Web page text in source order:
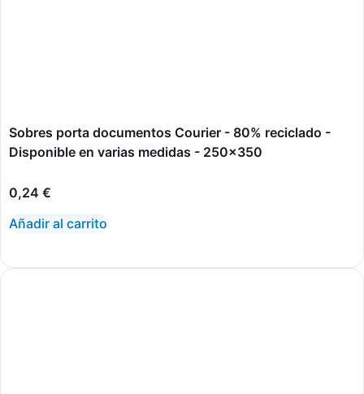
Sobres porta documentos Courier - 80% reciclado -
Disponible en varias medidas - 250x350
0,24 €
Añadir al carrito